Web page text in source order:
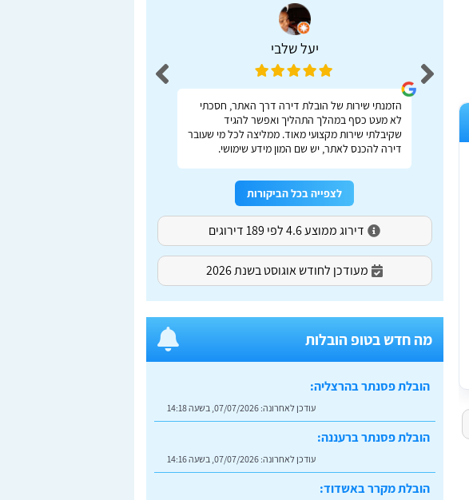
יעל שלבי
הזמנתי שירות של הובלת דירה דרך האתר, חסכתי
לא מעט כסף במהלך התהליך ואפשר להגיד
שקיבלתי שירות מקצועי מאוד. ממליצה לכל מי שעובר
דירה להכנס לאתר, יש שם המון מידע שימושי.
לצפייה בכל הביקורות
דירוג ממוצע 4.6 לפי 189 דירוגים
מעודכן לחודש אוגוסט בשנת 2026
מה חדש בטופ הובלות
הובלת פסנתר בהרצליה:
עודכן לאחרונה:07/07/2026, בשעה 14:18
הובלת פסנתר ברעננה:
עודכן לאחרונה:07/07/2026, בשעה 14:16
הובלת מקרר באשדוד: